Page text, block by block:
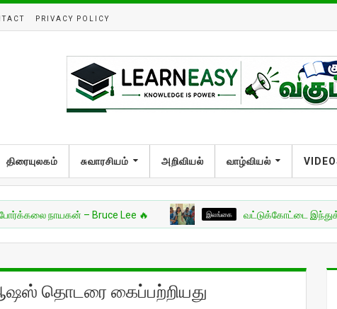
PRIVACY POLICY
திரையுலகம் சுவாரசியம் அறிவியல் வாழ்வியல்
நாயகன் – Bruce Lee 🔥 இலங்கை வட்டுக்கோட்டை இந்துக்
தொடரை கைப்பற்றியது